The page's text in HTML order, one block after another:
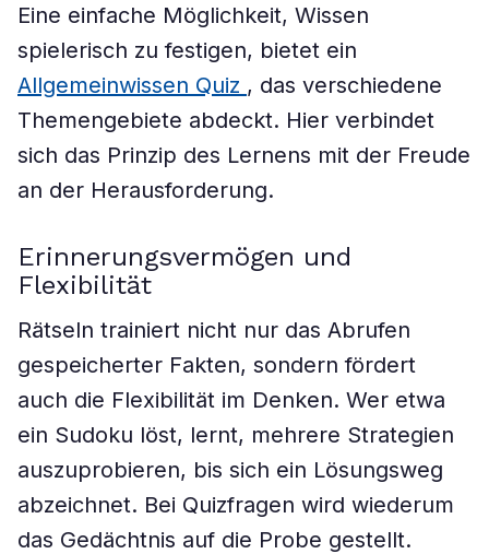
Eine einfache Möglichkeit, Wissen
spielerisch zu festigen, bietet ein
Allgemeinwissen Quiz , das verschiedene
Themengebiete abdeckt. Hier verbindet
sich das Prinzip des Lernens mit der Freude
an der Herausforderung.
Erinnerungsvermögen und
Flexibilität
Rätseln trainiert nicht nur das Abrufen
gespeicherter Fakten, sondern fördert
auch die Flexibilität im Denken. Wer etwa
ein Sudoku löst, lernt, mehrere Strategien
auszuprobieren, bis sich ein Lösungsweg
abzeichnet. Bei Quizfragen wird wiederum
das Gedächtnis auf die Probe gestellt.